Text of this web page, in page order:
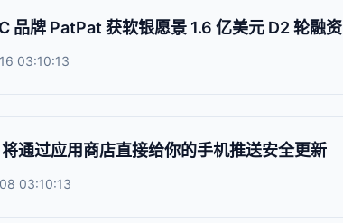
品牌 PatPat 获软银愿景 1.6 亿美元 D2 轮融资
03:10:13
通过应用商店直接给你的手机推送安全更新
03:10:13